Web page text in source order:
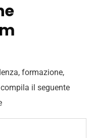
formazione,
il seguente